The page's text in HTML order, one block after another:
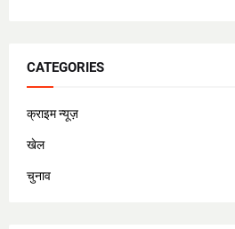
CATEGORIES
क्राइम न्यूज़
खेल
चुनाव